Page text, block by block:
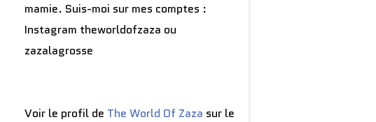
mamie. Suis-moi sur mes comptes :
Instagram theworldofzaza ou
zazalagrosse
Voir le profil de The World Of Zaza sur le